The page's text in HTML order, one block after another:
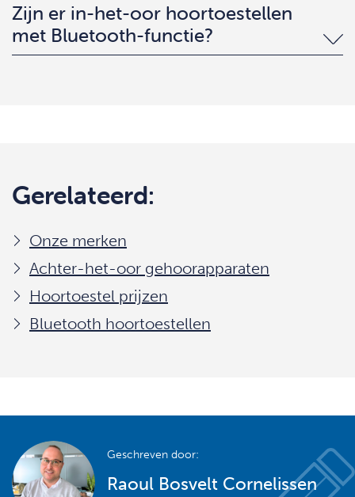
Zijn er in-het-oor hoortoestellen
met Bluetooth-functie?
Gerelateerd:
Onze merken
Achter-het-oor gehoorapparaten
Hoortoestel prijzen
Bluetooth hoortoestellen
Geschreven door:
Raoul Bosvelt Cornelissen